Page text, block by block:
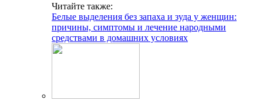
Читайте также:
Белые выделения без запаха и зуда у женщин:
причины, симптомы и лечение народными
средствами в домашних условиях